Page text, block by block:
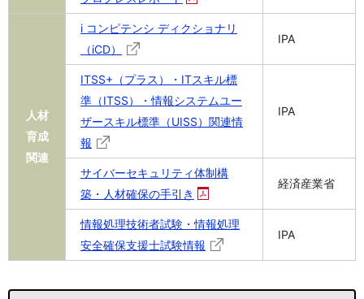
人材
育成
関連
i コンピテンシ ディクショナリ
（iCD）
IPA
ITSS+（プラス）・ITスキル標
準（ITSS）・情報システムユー
ザースキル標準（UISS）関連情
報
IPA
サイバーセキュリティ体制構
築・人材確保の手引き
経済産業省
情報処理技術者試験・情報処理
安全確保支援士試験情報
IPA